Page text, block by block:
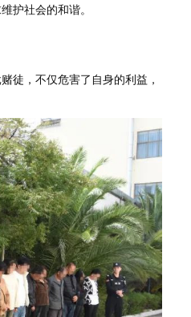
护社会的和谐。
徒，不仅危害了自身的利益，